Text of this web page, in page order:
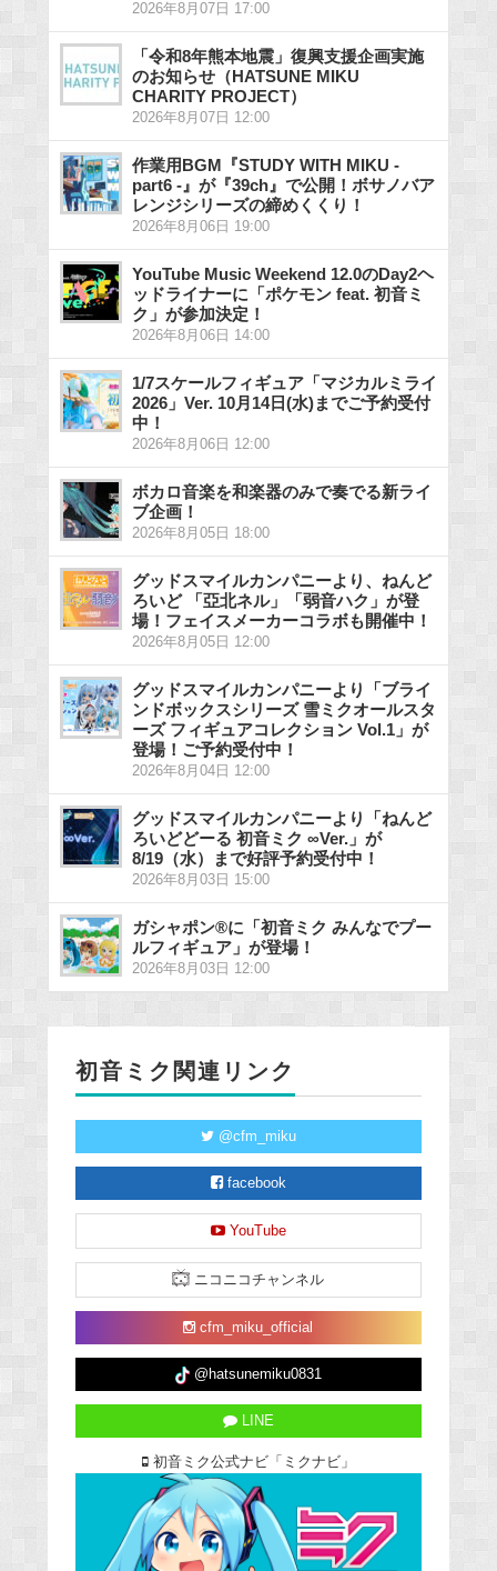
2026年8月07日 17:00
「令和8年熊本地震」復興支援企画実施
のお知らせ（HATSUNE MIKU
CHARITY PROJECT）
2026年8月07日 12:00
作業用BGM『STUDY WITH MIKU -
part6 -』が『39ch』で公開！ボサノバア
レンジシリーズの締めくくり！
2026年8月06日 19:00
YouTube Music Weekend 12.0のDay2ヘ
ッドライナーに「ポケモン feat. 初音ミ
ク」が参加決定！
2026年8月06日 14:00
1/7スケールフィギュア「マジカルミライ
2026」Ver. 10月14日(水)までご予約受付
中！
2026年8月06日 12:00
ボカロ音楽を和楽器のみで奏でる新ライ
ブ企画！
2026年8月05日 18:00
グッドスマイルカンパニーより、ねんど
ろいど 「亞北ネル」「弱音ハク」が登
場！フェイスメーカーコラボも開催中！
2026年8月05日 12:00
グッドスマイルカンパニーより「ブライ
ンドボックスシリーズ 雪ミクオールスタ
ーズ フィギュアコレクション Vol.1」が
登場！ご予約受付中！
2026年8月04日 12:00
グッドスマイルカンパニーより「ねんど
ろいどどーる 初音ミク ∞Ver.」が
8/19（水）まで好評予約受付中！
2026年8月03日 15:00
ガシャポン®に「初音ミク みんなでプー
ルフィギュア」が登場！
2026年8月03日 12:00
初音ミク関連リンク
@cfm_miku
facebook
YouTube
ニコニコチャンネル
cfm_miku_official
@hatsunemiku0831
LINE
初音ミク公式ナビ「ミクナビ」